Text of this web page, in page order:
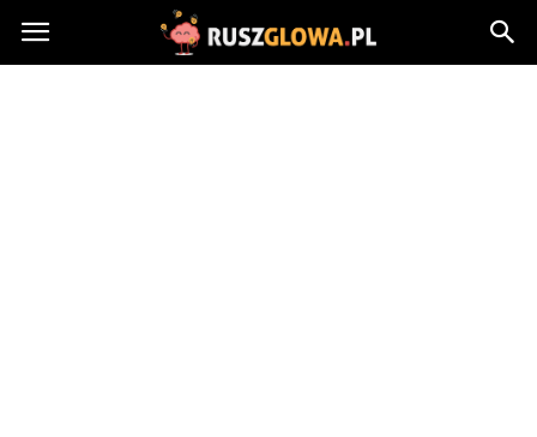
Ruszglowa.pl